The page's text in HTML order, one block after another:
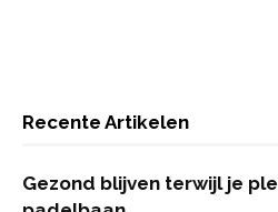
Recente Artikelen
Gezond blijven terwijl je